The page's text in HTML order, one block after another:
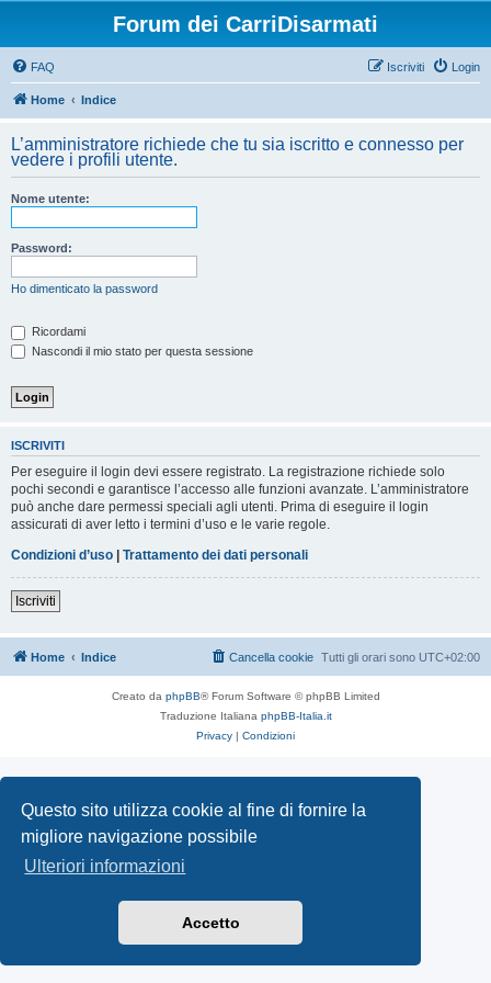
Questo sito utilizza cookie al fine di fornire la
migliore navigazione possibile
Ulteriori informazioni
Accetto
Forum dei CarriDisarmati
FAQ Login
Iscriviti
Home Indice
L’amministratore richiede che tu sia iscritto e connesso per
vedere i profili utente.
Nome utente:
Password:
Ho dimenticato la password
Ricordami
Nascondi il mio stato per questa sessione
ISCRIVITI
Per eseguire il login devi essere registrato. La registrazione richiede solo
pochi secondi e garantisce l’accesso alle funzioni avanzate. L’amministratore
può anche dare permessi speciali agli utenti. Prima di eseguire il login
assicurati di aver letto i termini d’uso e le varie regole.
Condizioni d’uso | Trattamento dei dati personali
Iscriviti
Home Indice Tutti gli orari sono UTC+02:00
Cancella cookie
Creato da phpBB® Forum Software © phpBB Limited
Traduzione Italiana phpBB-Italia.it
Privacy | Condizioni